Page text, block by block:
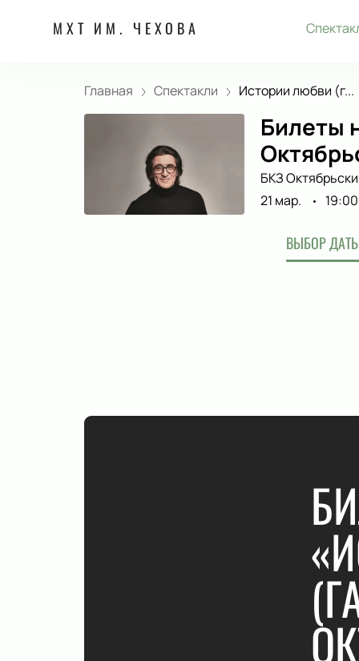
МХТ ИМ. ЧЕХОВА
Главная Спектакли Истории любви (г...
Билеты
БКЗ
21 мар.
19:00
ВЫБОР